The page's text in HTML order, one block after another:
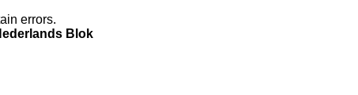
errors.
Blok